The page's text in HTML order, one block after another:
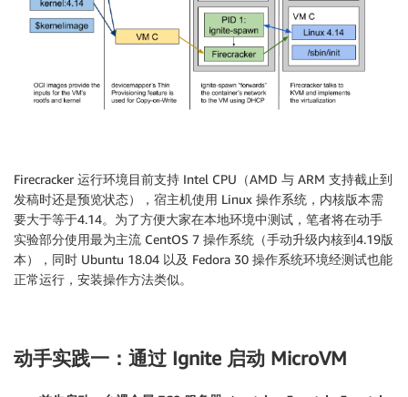
Firecracker 运行环境目前支持 Intel CPU（AMD 与 ARM 支持截止到
发稿时还是预览状态），宿主机使用 Linux 操作系统，内核版本需
要大于等于4.14。为了方便大家在本地环境中测试，笔者将在动手
实验部分使用最为主流 CentOS 7 操作系统（手动升级内核到4.19版
本），同时 Ubuntu 18.04 以及 Fedora 30 操作系统环境经测试也能
正常运行，安装操作方法类似。
动手实践一：通过 Ignite 启动 MicroVM